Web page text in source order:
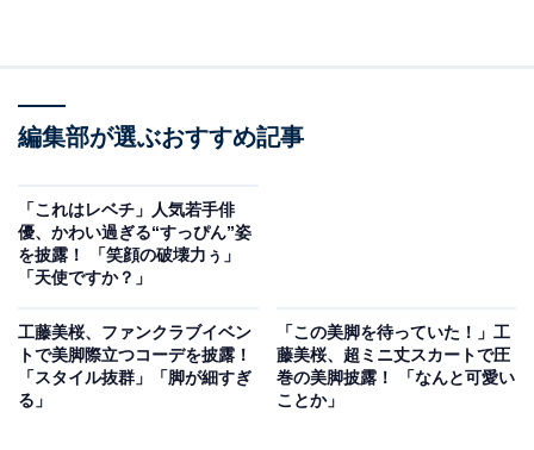
編集部が選ぶおすすめ記事
「これはレベチ」人気若手俳
優、かわい過ぎる“すっぴん”姿
を披露！ 「笑顔の破壊力ぅ」
「天使ですか？」
工藤美桜、ファンクラブイベン
トで美脚際立つコーデを披露！
「スタイル抜群」「脚が細すぎ
る」
「この美脚を待っていた！」工
藤美桜、超ミニ丈スカートで圧
巻の美脚披露！ 「なんと可愛い
ことか」